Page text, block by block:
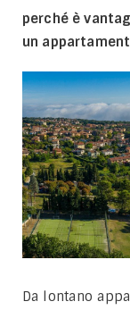
perché è
un
Da lontano